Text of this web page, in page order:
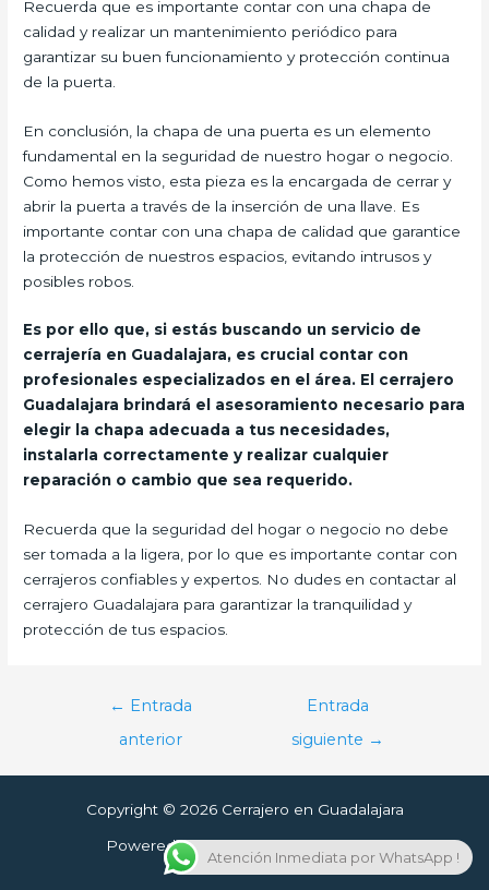
Recuerda que es importante contar con una chapa de
calidad y realizar un mantenimiento periódico para
garantizar su buen funcionamiento y protección continua
de la puerta.
En conclusión, la chapa de una puerta es un elemento
fundamental en la seguridad de nuestro hogar o negocio.
Como hemos visto, esta pieza es la encargada de cerrar y
abrir la puerta a través de la inserción de una llave. Es
importante contar con una chapa de calidad que garantice
la protección de nuestros espacios, evitando intrusos y
posibles robos.
Es por ello que, si estás buscando un servicio de
cerrajería en Guadalajara, es crucial contar con
profesionales especializados en el área. El cerrajero
Guadalajara brindará el asesoramiento necesario para
elegir la chapa adecuada a tus necesidades,
instalarla correctamente y realizar cualquier
reparación o cambio que sea requerido.
Recuerda que la seguridad del hogar o negocio no debe
ser tomada a la ligera, por lo que es importante contar con
cerrajeros confiables y expertos. No dudes en contactar al
cerrajero Guadalajara para garantizar la tranquilidad y
protección de tus espacios.
Navegación
entradas
← Entrada
anterior
Entrada
siguiente →
Copyright © 2026 Cerrajero en Guadalajara
Powered by Cerrajero en Guadalajara
Atención Inmediata por WhatsApp !